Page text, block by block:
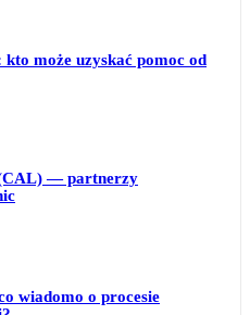
może uzyskać pomoc od
— partnerzy
wiadomo o procesie